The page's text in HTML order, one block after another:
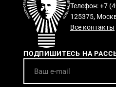
Телефон: +7
125375,
Все контакты
ПОДПИШИТЕСЬ НА